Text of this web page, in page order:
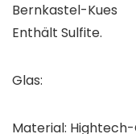
Bernkastel-Kues
Enthält Sulfite.
Glas:
Material: Hightech-